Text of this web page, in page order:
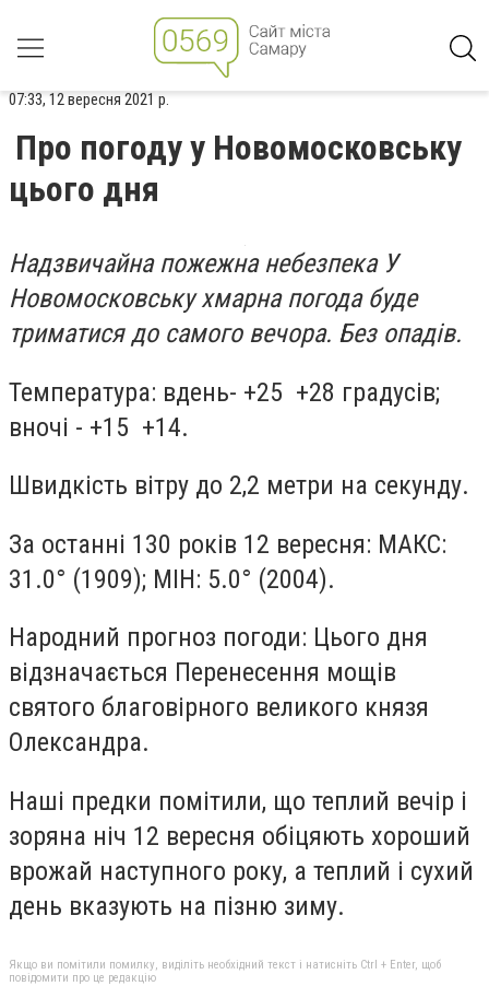
07:33, 12 вересня 2021 р.
Про погоду у Новомосковську
цього дня
Надзвичайна пожежна небезпека У
Новомосковську хмарна погода буде
триматися до самого вечора. Без опадів.
Температура: вдень- +25 +28 градусів;
вночі - +15 +14.
Швидкість вітру до 2,2 метри на секунду.
За останні 130 років 12 вересня: МАКС:
31.0° (1909); МІН: 5.0° (2004).
Народний прогноз погоди: Цього дня
відзначається Перенесення мощів
святого благовірного великого князя
Олександра.
Наші предки помітили, що теплий вечір і
зоряна ніч 12 вересня обіцяють хороший
врожай наступного року, а теплий і сухий
день вказують на пізню зиму.
Якщо ви помітили помилку, виділіть необхідний текст і натисніть Ctrl + Enter, щоб
повідомити про це редакцію